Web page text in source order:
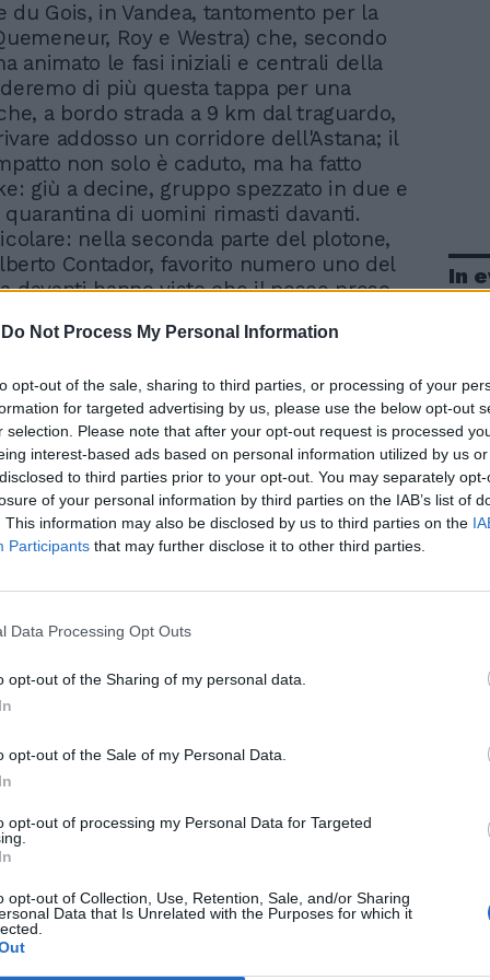
Do Not Process My Personal Information
opt-out of the sale, sharing to third parties, or processing of your
for targeted advertising by us, please use the below opt-out
selection. Please note that after your opt-out request is processed
interest-based ads based on personal information utilized by us
to third parties prior to your opt-out. You may separately
of your personal information by third parties on the IAB’s list of
This information may also be disclosed by us to third parties on the
Participants that may further disclose it to other third parties.
Data Processing Opt Outs
opt-out of the Sharing of my personal data.
opt-out of the Sale of my Personal Data.
opt-out of processing my Personal Data for Targeted
opt-out of Collection, Use, Retention, Sale, and/or Sharing
Data that Is Unrelated with the Purposes for which it
du Gois, in Vandea, tantomento per la
Roy e Westra) che, secondo
animato le fasi iniziali e centrali della
di più questa tappa per una
a bordo strada a 9 km dal traguardo,
addosso un corridore dell'Astana; il
non solo è caduto, ma ha fatto
giù a decine, gruppo spezzato in due e
quarantina di uomini rimasti davanti.
nella seconda parte del plotone,
Contador, favorito numero uno del
davanti hanno visto che il pesce preso
tirato a fondo, portando il margine a
dell'ultimo Giro. Ma nel frattempo
una tappa che andava verso la
con tutti i finisseur pronti a battagliare
del traguardo di Mont des Alouettes. A
un'altra caduta ha spezzato
il gruppetto di testa (ma i distacchi,
3 km finali, sono stati neutralizzati),
Ma subito lo scatenato Philippe Gilbert
a vincere da solo e conquistando
regolato da Hushovd. Cunego era lì,
nel finale, chiudendo solo 15esimo.
in difesa. Favorite la HTC e la Garmin.
In
Trump, Meloni e la strategia